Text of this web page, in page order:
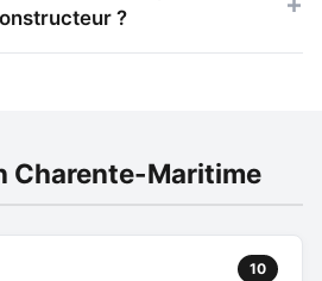
?
Charente-Maritime
10